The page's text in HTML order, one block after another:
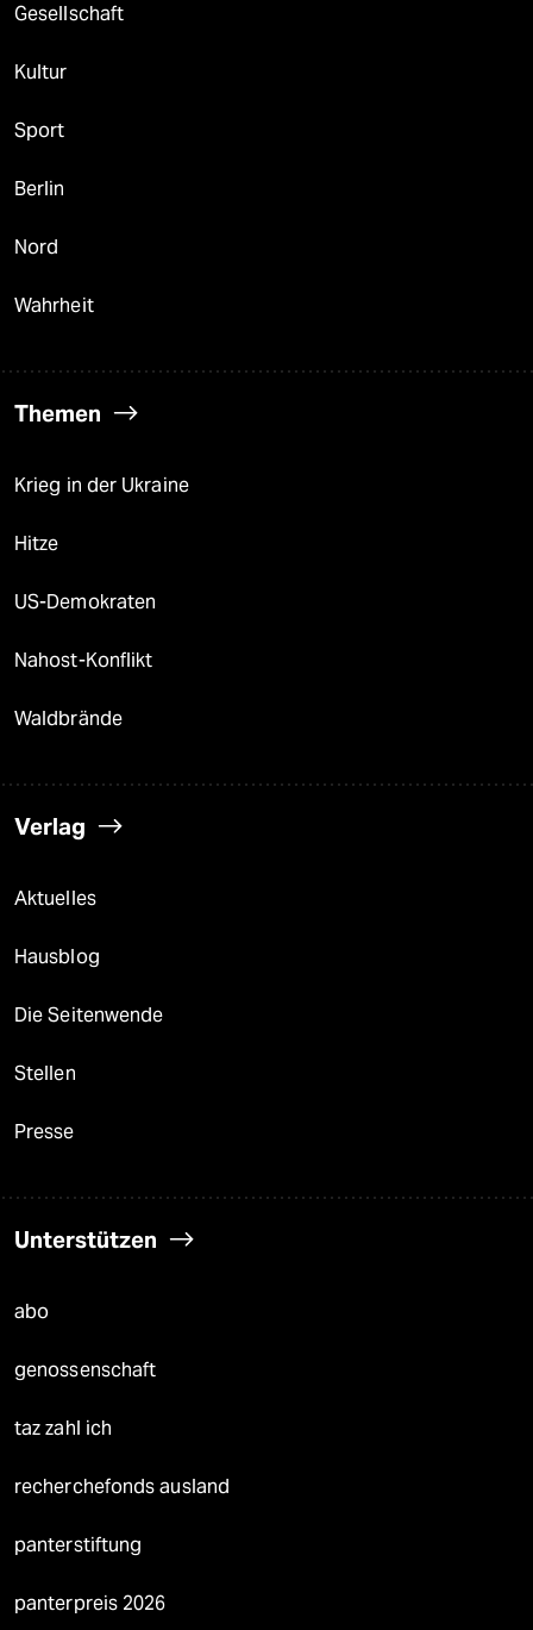
Gesellschaft
Kultur
Sport
Berlin
Nord
Wahrheit
Themen
Krieg in der Ukraine
Hitze
US-Demokraten
Nahost-Konflikt
Waldbrände
Verlag
Aktuelles
Hausblog
Die Seitenwende
Stellen
Presse
Unterstützen
abo
genossenschaft
taz zahl ich
recherchefonds ausland
panterstiftung
panterpreis 2026